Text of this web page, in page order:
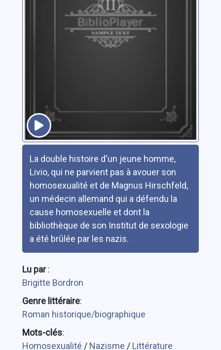
La double histoire d'un jeune homme,
Livio, qui ne parvient pas à avouer son
homosexualité et de Magnus Hirschfeld,
un médecin allemand qui a défendu la
cause homosexuelle et dont la
bibliothèque de son Institut de sexologie
a été brûlée par les nazis.
Lu par:
Brigitte Bordron
Genre littéraire:
Roman historique/biographique
Mots-clés:
Homosexualité / Nazisme / Littérature